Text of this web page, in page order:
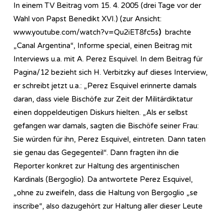
In einem TV Beitrag vom 15. 4. 2005 (drei Tage vor der
Wahl von Papst Benedikt XVI.) (zur Ansicht:
www.youtube.com/watch?v=Qu2iET8fc5s) brachte
„Canal Argentina“, Informe special, einen Beitrag mit
Interviews u.a. mit A. Perez Esquivel. In dem Beitrag für
Pagina/12 bezieht sich H. Verbitzky auf dieses Interview,
er schreibt jetzt u.a.: „Perez Esquivel erinnerte damals
daran, dass viele Bischöfe zur Zeit der Militärdiktatur
einen doppeldeutigen Diskurs hielten. „Als er selbst
gefangen war damals, sagten die Bischöfe seiner Frau:
Sie würden für ihn, Perez Esquivel, eintreten. Dann taten
sie genau das Gegegenteil“. Dann fragten ihn die
Reporter konkret zur Haltung des argentinischen
Kardinals (Bergoglio). Da antwortete Perez Esquivel,
„ohne zu zweifeln, dass die Haltung von Bergoglio „se
inscribe“, also dazugehört zur Haltung aller dieser Leute